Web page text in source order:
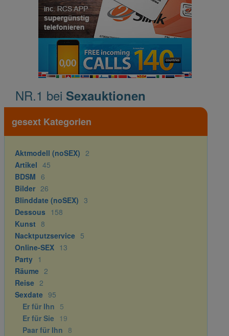
NR.1 bei Sexauktionen
gesext Kategorien
Aktmodell (noSEX) 2
Artikel 45
BDSM 6
Bilder 26
Blinddate (noSEX) 3
Dessous 158
Kunst 8
Nacktputzservice 5
Online-SEX 13
Party 1
Räume 2
Reise 2
Sexdate 95
Er für Ihn 5
Er für Sie 19
Paar für Ihn 8